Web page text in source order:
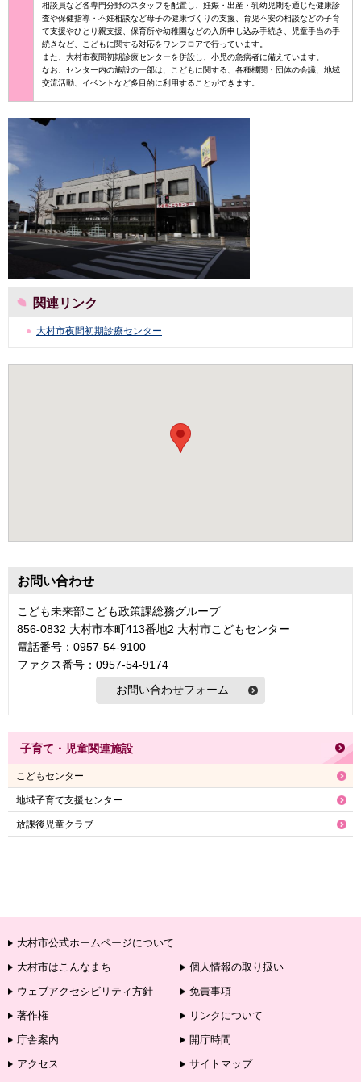
相談員など各専門分野のスタッフを配置し、妊娠・出産・乳幼児期を通じた健康診
査や保健指導・不妊相談など母子の健康づくりの支援、育児不安の相談などの子育
て支援やひとり親支援、保育所や幼稚園などの入所申し込み手続き、児童手当の手
続きなど、こどもに関する対応をワンフロアで行っています。
また、大村市夜間初期診療センターを併設し、小児の急病者に備えています。
なお、センター内の施設の一部は、こどもに関する、各種機関・団体の会議、地域
交流活動、イベントなど多目的に利用することができます。
関連リンク
大村市夜間初期診療センター
お問い合わせ
こども未来部こども政策課総務グループ
856-0832 大村市本町413番地2 大村市こどもセンター
電話番号：0957-54-9100
ファクス番号：0957-54-9174
子育て・児童関連施設
こどもセンター
地域子育て支援センター
放課後児童クラブ
大村市公式ホームページについて
大村市はこんなまち
個人情報の取り扱い
ウェブアクセシビリティ方針
免責事項
著作権
リンクについて
庁舎案内
開庁時間
アクセス
サイトマップ